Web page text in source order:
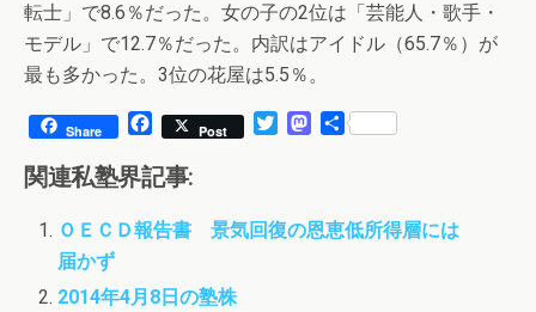
転士」で8.6％だった。女の子の2位は「芸能人・歌手・
モデル」で12.7％だった。内訳はアイドル（65.7％）が
最も多かった。3位の花屋は5.5％。
Share
F
c
e
b
o
k
Post
t
e
M
o
d
共
関連私塾界記事:
ＯＥＣＤ報告書 景気回復の恩恵低所得層には
届かず
2014年4月8日の塾株